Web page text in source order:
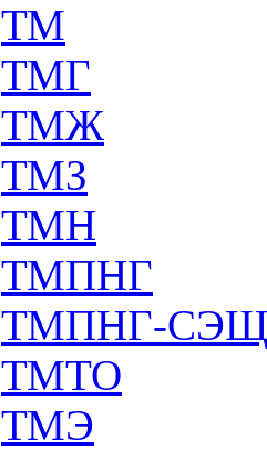
ТМ
ТМГ
ТМЖ
ТМЗ
ТМН
ТМПНГ
ТМПНГ-СЭЩ
ТМТО
ТМЭ